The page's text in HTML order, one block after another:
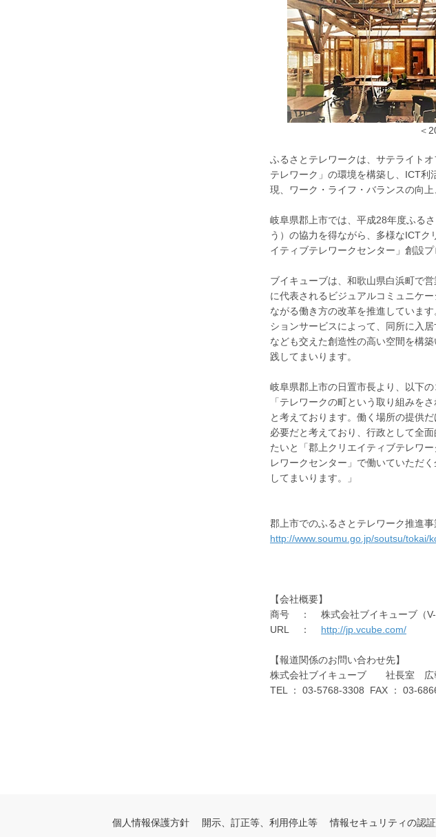
＜
ふるさとテレワークは、サテライト
テレワーク」の環境を構築し、ICT
現、ワーク・ライフ・バランスの向
岐阜県郡上市では、平成28年度ふる
う）の協力を得ながら、多様なICT
イティブテレワークセンター」創設
ブイキューブは、和歌山県白浜町で
に代表されるビジュアルコミュニケ
ながる働き方の改革を推進していま
ションサービスによって、同所に入
なども交えた創造性の高い空間を構
践してまいります。
岐阜県郡上市の日置市長より、以下
「テレワークの町という取り組みを
と考えております。働く場所の提供
必要だと考えており、行政として全
たいと「郡上クリエイティブテレワ
レワークセンター」で働いていただ
してまいります。」
郡上市でのふるさとテレワーク推進
http://www.soumu.go.jp/soutsu/tokai/
【会社概要】
商号 ： 株式会社ブイキューブ（V-
URL ： http://jp.vcube.com/
【報道関係のお問い合わせ先】
株式会社ブイキューブ 社長室 広
TEL ： 03-5768-3308 FAX ： 03-
個人情報保護方針 開示、訂正等、利用停止等 情報セキュリティの認